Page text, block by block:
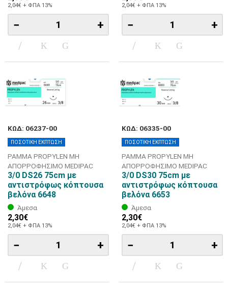
2,04€ + ΦΠΑ 13%
− +
2,04€ + ΦΠΑ 13%
− +
ΚΩΔ: 06237-00
ΠΟΣΟΤΙΚΗ ΕΚΠΤΩΣΗ
ΡΑΜΜΑ PROPYLEN ΜΗ
ΑΠΟΡΡΟΦΗΣΙΜΟ MEDIPAC
3/0 DS26 75cm με
αντιστρόφως κόπτουσα
βελόνα 6648
Άμεσα
2,30€
2,04€ + ΦΠΑ 13%
− +
ΚΩΔ: 06335-00
ΠΟΣΟΤΙΚΗ ΕΚΠΤΩΣΗ
ΡΑΜΜΑ PROPYLEN ΜΗ
ΑΠΟΡΡΟΦΗΣΙΜΟ MEDIPAC
3/0 DS30 75cm με
αντιστρόφως κόπτουσα
βελόνα 6653
Άμεσα
2,30€
2,04€ + ΦΠΑ 13%
− +